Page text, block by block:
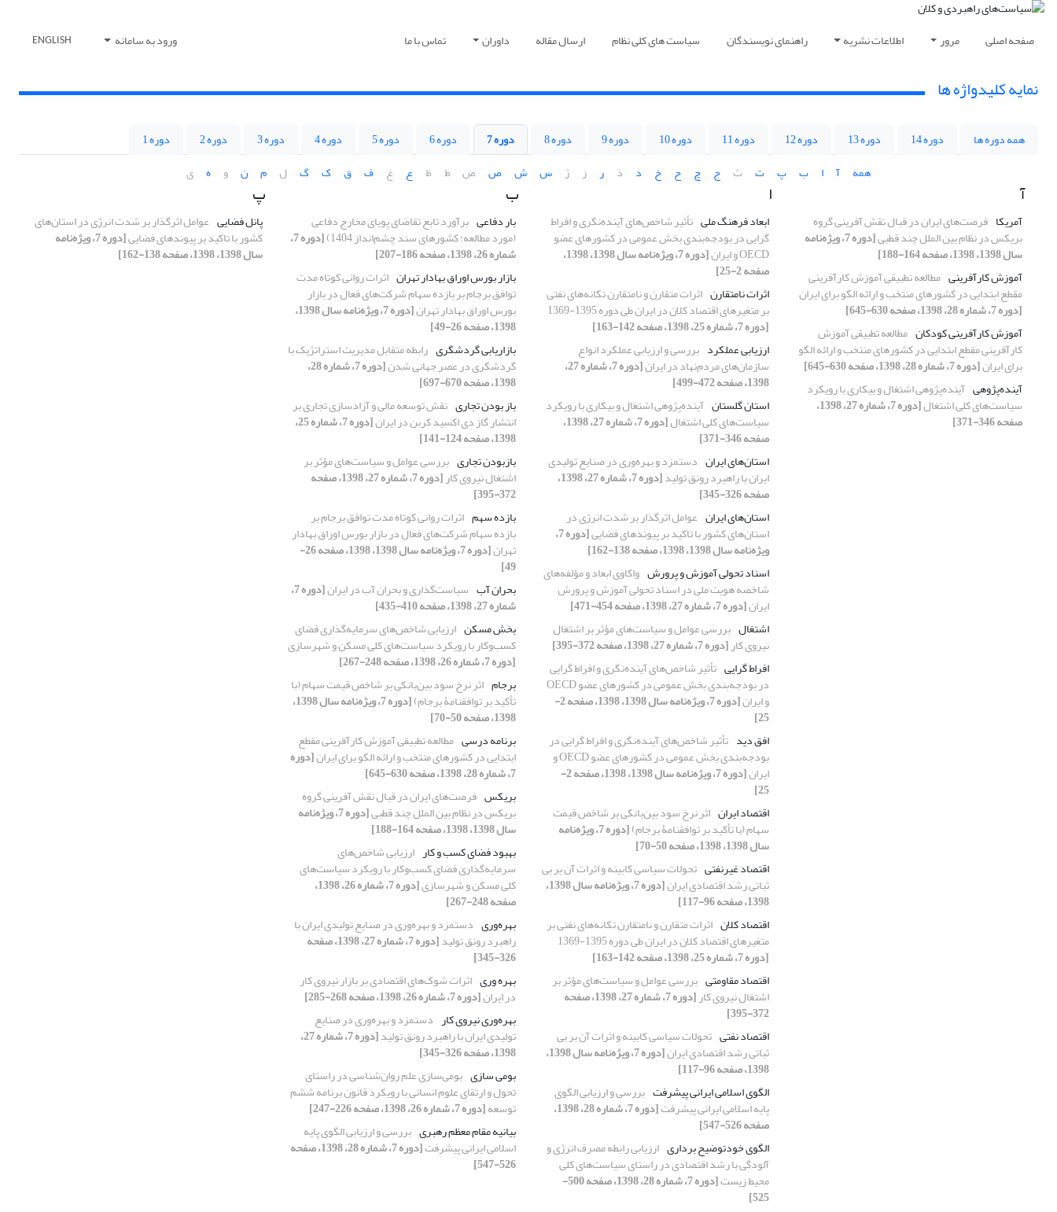
صفحه اصلی مرور اطلاعات نشریه راهنمای نویسندگان سیاست های کلی نظام ارسال مقاله داوران تماس با ما ورود به سامانه ENGLISH
نمایه کلیدواژه ها
همه دوره ها دوره 14 دوره 13 دوره 12 دوره 11 دوره 10 دوره 9 دوره 8 دوره 7 دوره 6 دوره 5 دوره 4 دوره 3 دوره 2
دوره 1
همه
آ ا ب پ ت ث ج چ ح خ د ذ ر ز ژ س ش ص ض ط ظ ع غ ف ق ک گ ل م ن و ه ی
آ
آمریکا فرصت‌های ایران در قبال نقش آفرینی گروه
بریکس در نظام بین الملل چند قطبی [دوره 7، ویژه‌نامه
سال 1398، 1398، صفحه 164-188]
آموزش کارآفرینی مطالعه تطبیقی آموزش کارآفرینی
مقطع ابتدایی در کشورهای منتخب و ارائه الگو برای ایران
[دوره 7، شماره 28، 1398، صفحه 630-645]
آموزش کارآفرینی کودکان مطالعه تطبیقی آموزش
کارآفرینی مقطع ابتدایی در کشورهای منتخب و ارائه الگو
برای ایران[دوره 7، شماره 28، 1398، صفحه 630-645]
آینده‌پژوهی آینده‌پژوهی اشتغال و بیکاری با رویکرد
سیاست‌های کلی اشتغال [دوره 7، شماره 27، 1398،
صفحه 346-371]
ا
ابعاد فرهنگ ملی تأثیر شاخص‌های آینده‌نگری و افراط
گرایی در بودجه‌بندی بخش عمومی در کشورهای عضو
OECD و ایران [دوره 7، ویژه‌نامه سال 1398، 1398،
صفحه 2-25]
اثرات نامتقارن اثرات متقارن و نامتقارن تکانه‌های نفتی
بر متغیرهای اقتصاد کلان در ایران طی دوره 1395-1369
[دوره 7، شماره 25، 1398، صفحه 142-163]
ارزیابی عملکرد بررسی و ارزیابی عملکرد انواع
سازمان‌های مردم‌نهاد در ایران [دوره 7، شماره 27،
1398، صفحه 472-499]
استان گلستان آینده‌پژوهی اشتغال و بیکاری با رویکرد
سیاست‌های کلی اشتغال [دوره 7، شماره 27، 1398،
صفحه 346-371]
استان‌های ایران دستمزد و بهره‌وری در صنایع تولیدی
ایران با راهبرد رونق تولید [دوره 7، شماره 27، 1398،
صفحه 326-345]
استان‌های ایران عوامل اثرگذار بر شدت انرژی در
استان‌های کشور با تاکید بر پیوندهای فضایی [دوره 7،
ویژه‌نامه سال 1398، 1398، صفحه 138-162]
اسناد تحولی آموزش و پرورش واکاوی ابعاد و مؤلفه‌های
شاخصه هویت ملی در اسناد تحولی آموزش و پرورش
ایران[دوره 7، شماره 27، 1398، صفحه 454-471]
اشتغال بررسی عوامل و سیاست‌های مؤثر بر اشتغال
نیروی کار[دوره 7، شماره 27، 1398، صفحه 372-395]
افراط گرایی تأثیر شاخص‌های آینده‌نگری و افراط گرایی
در بودجه‌بندی بخش عمومی در کشورهای عضو OECD
و ایران [دوره 7، ویژه‌نامه سال 1398، 1398، صفحه 2-
25]
افق دید تأثیر شاخص‌های آینده‌نگری و افراط گرایی در
بودجه‌بندی بخش عمومی در کشورهای عضو OECD و
ایران [دوره 7، ویژه‌نامه سال 1398، 1398، صفحه 2-
25]
اقتصاد ایران اثر نرخ سود بین‌بانکی بر شاخص قیمت
سهام (با تأکید بر توافقنامۀ برجام) [دوره 7، ویژه‌نامه
سال 1398، 1398، صفحه 50-70]
اقتصاد غیرنفتی تحولات سیاسی کابینه و اثرات آن بر بی
ثباتی رشد اقتصادی ایران [دوره 7، ویژه‌نامه سال 1398،
1398، صفحه 96-117]
اقتصاد کلان اثرات متقارن و نامتقارن تکانه‌های نفتی بر
متغیرهای اقتصاد کلان در ایران طی دوره 1395-1369
[دوره 7، شماره 25، 1398، صفحه 142-163]
اقتصاد مقاومتی بررسی عوامل و سیاست‌های مؤثر بر
اشتغال نیروی کار [دوره 7، شماره 27، 1398، صفحه
372-395]
اقتصاد نفتی تحولات سیاسی کابینه و اثرات آن بر بی
ثباتی رشد اقتصادی ایران [دوره 7، ویژه‌نامه سال 1398،
1398، صفحه 96-117]
الگوی اسلامی ایرانی پیشرفت بررسی و ارزیابی الگوی
پایه اسلامی ایرانی پیشرفت [دوره 7، شماره 28، 1398،
صفحه 526-547]
الگوی خودتوضیح برداری ارزیابی رابطه مصرف انرژی و
آلودگی با رشد اقتصادی در راستای سیاست‌های کلی
محیط زیست [دوره 7، شماره 28، 1398، صفحه 500-
525]
ب
بار دفاعی برآورد تابع تقاضای پویای مخارج دفاعی
(مورد مطالعه: کشورهای سند چشم‌انداز 1404) [دوره 7،
شماره 26، 1398، صفحه 186-207]
بازار بورس اوراق بهادار تهران اثرات روانی کوتاه مدت
توافق برجام بر بازده سهام شرکت‌های فعال در بازار
بورس اوراق بهادار تهران [دوره 7، ویژه‌نامه سال 1398،
1398، صفحه 26-49]
بازاریابی گردشگری رابطه متقابل مدیریت استراتژیک با
گردشگری در عصر جهانی شدن [دوره 7، شماره 28،
1398، صفحه 670-697]
باز بودن تجاری نقش توسعه مالی و آزادسازی تجاری بر
انتشار گاز دی اکسید کربن در ایران [دوره 7، شماره 25،
1398، صفحه 124-141]
بازبودن تجاری بررسی عوامل و سیاست‌های مؤثر بر
اشتغال نیروی کار [دوره 7، شماره 27، 1398، صفحه
372-395]
بازده سهم اثرات روانی کوتاه مدت توافق برجام بر
بازده سهام شرکت‌های فعال در بازار بورس اوراق بهادار
تهران [دوره 7، ویژه‌نامه سال 1398، 1398، صفحه 26-
49]
بحران آب سیاست‌گذاری و بحران آب در ایران [دوره 7،
شماره 27، 1398، صفحه 410-435]
بخش مسکن ارزیابی شاخص‌های سرمایه‌گذاری فضای
کسب‌وکار با رویکرد سیاست‌های کلی مسکن و شهرسازی
[دوره 7، شماره 26، 1398، صفحه 248-267]
برجام اثر نرخ سود بین‌بانکی بر شاخص قیمت سهام (با
تأکید بر توافقنامۀ برجام) [دوره 7، ویژه‌نامه سال 1398،
1398، صفحه 50-70]
برنامه درسی مطالعه تطبیقی آموزش کارآفرینی مقطع
ابتدایی در کشورهای منتخب و ارائه الگو برای ایران[دوره
7، شماره 28، 1398، صفحه 630-645]
بریکس فرصت‌های ایران در قبال نقش آفرینی گروه
بریکس در نظام بین الملل چند قطبی [دوره 7، ویژه‌نامه
سال 1398، 1398، صفحه 164-188]
بهبود فضای کسب و کار ارزیابی شاخص‌های
سرمایه‌گذاری فضای کسب‌وکار با رویکرد سیاست‌های
کلی مسکن و شهرسازی [دوره 7، شماره 26، 1398،
صفحه 248-267]
بهره‌وری دستمزد و بهره‌وری در صنایع تولیدی ایران با
راهبرد رونق تولید [دوره 7، شماره 27، 1398، صفحه
326-345]
بهره وری اثرات شوک‌های اقتصادی بر بازار نیروی کار
در ایران[دوره 7، شماره 26، 1398، صفحه 268-285]
بهره‌وری نیروی کار دستمزد و بهره‌وری در صنایع
تولیدی ایران با راهبرد رونق تولید [دوره 7، شماره 27،
1398، صفحه 326-345]
بومی سازی بومی‌سازی علم روان‌شناسی در راستای
تحول و ارتقای علوم انسانی با رویکرد قانون برنامه ششم
توسعه[دوره 7، شماره 26، 1398، صفحه 226-247]
بیانیه مقام معظم رهبری بررسی و ارزیابی الگوی پایه
اسلامی ایرانی پیشرفت [دوره 7، شماره 28، 1398، صفحه
526-547]
پ
پانل فضایی عوامل اثرگذار بر شدت انرژی در استان‌های
کشور با تاکید بر پیوندهای فضایی [دوره 7، ویژه‌نامه
سال 1398، 1398، صفحه 138-162]